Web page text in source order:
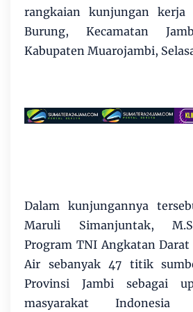
rangkaian kunjungan kerja
Burung, Kecamatan
Kabupaten Muarojambi,
Dalam kunjungannya
Maruli Simanjuntak,
Program TNI Angkatan
Air sebanyak 47 titik
Provinsi Jambi sebagai
masyarakat